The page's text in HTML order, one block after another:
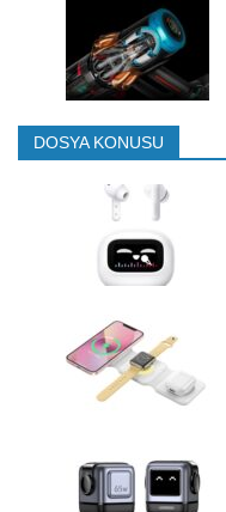
DOSYA KONUSU